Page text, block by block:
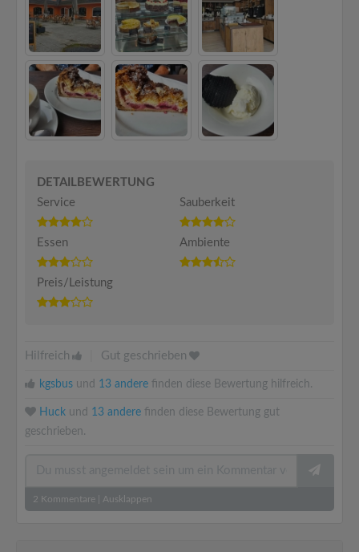
DETAILBEWERTUNG
Service
Sauberkeit
Essen Ambiente
Preis/Leistung
Hilfreich Gut geschrieben
kgsbus und 13 andere finden diese Bewertung hilfreich.
Huck und 13 andere finden diese Bewertung gut
geschrieben.
2 Kommentare Ausklappen